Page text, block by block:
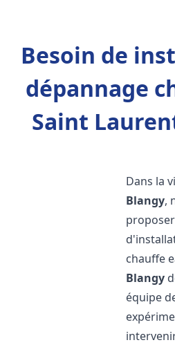
Besoin de
dépannage
Saint
Dans la
Blangy,
chauffe
Blangy
équipe